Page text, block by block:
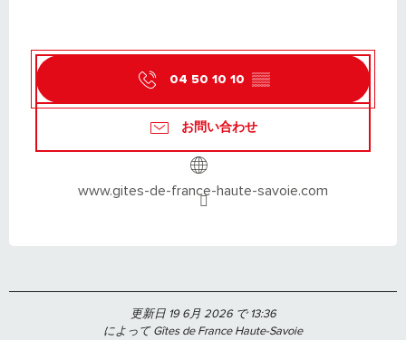
04 50 10 10 ▒▒
お問い合わせ
www.gites-de-france-haute-savoie.com
更新日 19 6月 2026 で 13:36
によって Gîtes de France Haute-Savoie